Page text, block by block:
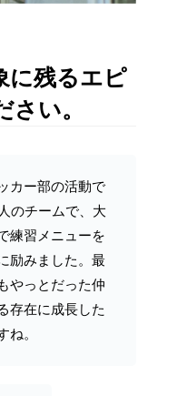
に残るエピ
い。
カー部の活動で
のチームで、大
練習メニューを
励みました。最
やっとだった仲
存在に成長した
ね。